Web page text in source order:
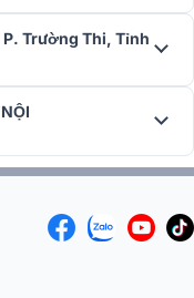
Trường Thi, Tỉnh